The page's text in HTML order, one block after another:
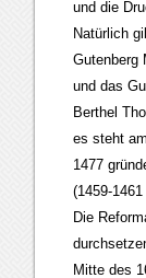
und die
Natürlich
Gutenberg
und das
Berthel
es steht
1477
(1459-
Die
Mitte des